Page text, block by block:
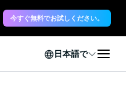
今すぐ無料でお試しください。
日本語で